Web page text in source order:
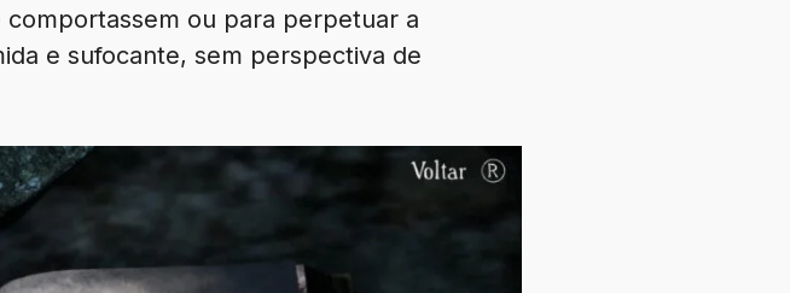
ou para perpetuar a
e sufocante, sem perspectiva de